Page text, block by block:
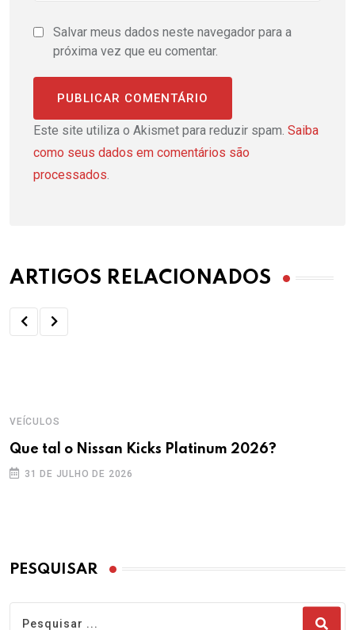
Salvar meus dados neste navegador para a
próxima vez que eu comentar.
Este site utiliza o Akismet para reduzir spam. Saiba
como seus dados em comentários são
processados
ARTIGOS RELACIONADOS
VEÍCULOS
Que tal o Nissan Kicks Platinum 2026?
31 DE JULHO DE 2026
PESQUISAR